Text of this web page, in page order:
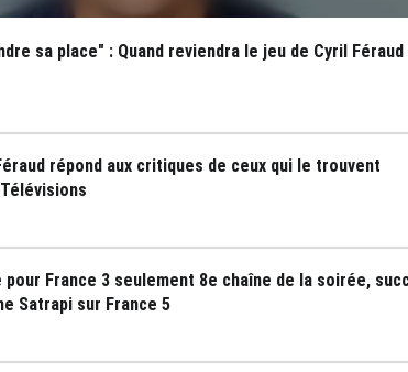
sa place" : Quand reviendra le jeu de Cyril Féraud
répond aux critiques de ceux qui le trouvent
France 3 seulement 8e chaîne de la soirée,
Satrapi sur France 5